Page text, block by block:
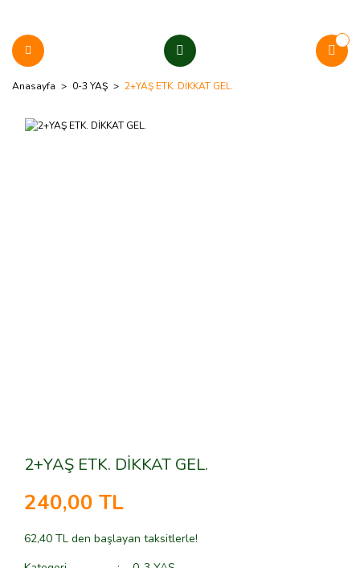
Anasayfa 0-3 YAŞ 2+YAŞ ETK. DİKKAT GEL.
2+YAŞ ETK. DİKKAT GEL.
240,00 TL
62,40 TL den başlayan taksitlerle!